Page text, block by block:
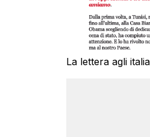
La lettera agli